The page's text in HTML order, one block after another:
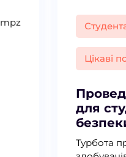
mpz
Цікаві
для
Турбота